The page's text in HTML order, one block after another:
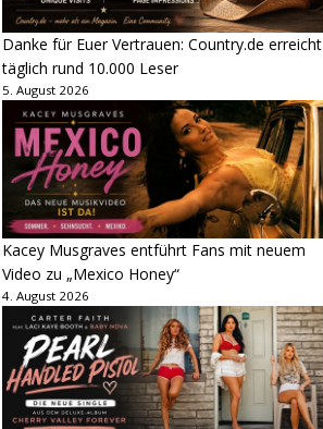
Danke für Euer Vertrauen: Country.de erreicht
täglich rund 10.000 Leser
5. August 2026
Kacey Musgraves entführt Fans mit neuem
Video zu „Mexico Honey“
4. August 2026